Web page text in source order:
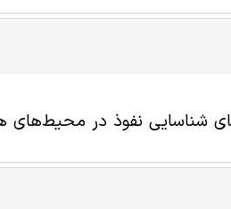
شناسایی نفوذ در محیط‌های